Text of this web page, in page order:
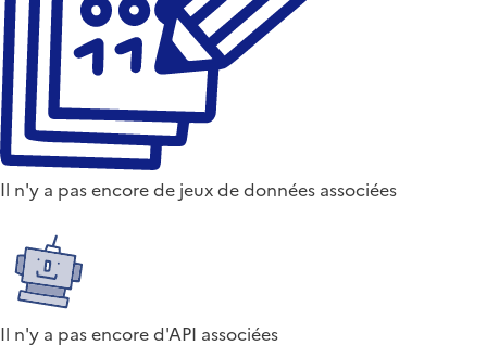
Il n'y a pas encore de jeux de données associées
Il n'y a pas encore d'API associées